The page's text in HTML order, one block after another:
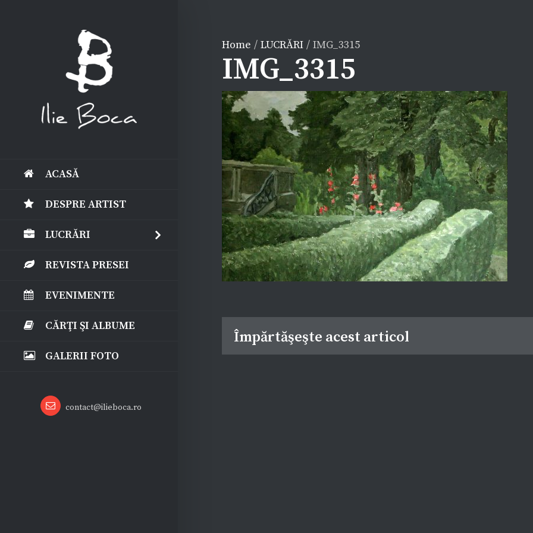
ACASĂ
DESPRE ARTIST
LUCRĂRI
REVISTA PRESEI
EVENIMENTE
CĂRŢI ŞI ALBUME
GALERII FOTO
Emailcontact@ilieboca.ro
Home / LUCRĂRI / IMG_3315
IMG_3315
Împărtăşeşte acest articol